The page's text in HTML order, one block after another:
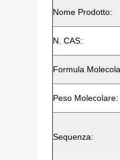
Nome Prodotto:
N. CAS:
Formula
Peso Molecolare:
Sequenza: